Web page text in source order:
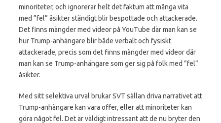
minoriteter, och ignorerar helt det faktum att många vita
med ”fel” åsikter ständigt blir bespottade och attackerade.
Det finns mängder med videor på YouTube där man kan se
hur Trump-anhängare blir både verbalt och fysiskt
attackerade, precis som det finns mängder med videor där
man kan se Trump-anhängare som ger sig på folk med ”fel”
åsikter.
Med sitt selektiva urval brukar SVT sällan driva narrativet att
Trump-anhängare kan vara offer, eller att minoriteter kan
göra något fel. Det är väldigt intressant att de nu bryter den